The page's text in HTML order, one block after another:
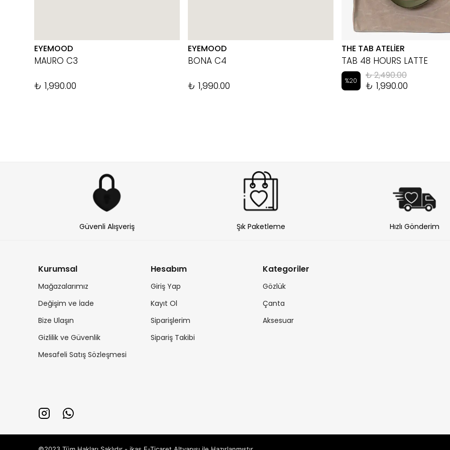
EYEMOOD
MAURO C3
₺ 1,990.00
EYEMOOD
BONA C4
₺ 1,990.00
THE TAB ATELİER
TAB 48 HOURS LATTE
%20 ₺ 2,490.00
₺ 1,990.00
Güvenli Alışveriş Şık Paketleme Hızlı Gönderim
Kurumsal
Mağazalarımız
Değişim ve İade
Bize Ulaşın
Gizlilik ve Güvenlik
Mesafeli Satış Sözleşmesi
Hesabım
Giriş Yap
Kayıt Ol
Siparişlerim
Sipariş Takibi
Kategoriler
Gözlük
Çanta
Aksesuar